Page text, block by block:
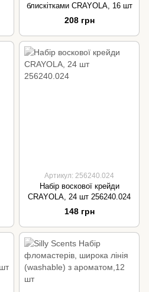
блискітками CRAYOLA, 16 шт
208 грн
Артикул: 256240.024
Набір воскової крейди
CRAYOLA, 24 шт 256240.024
148 грн